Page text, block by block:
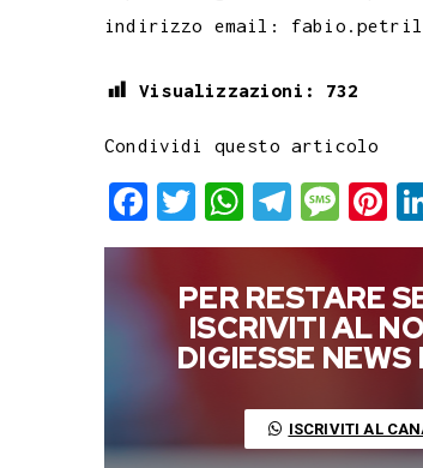
indirizzo email:
Visualizzazioni: 732
Condividi questo articolo
F
a
e
b
T
w
i
t
t
W
h
a
t
s
T
e
l
e
g
a
M
e
s
s
a
e
P
i
n
t
e
e
PER RESTARE
ISCRIVITI AL
DIGIESSE
ISCRIVITI AL